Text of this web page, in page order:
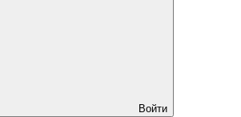
Войти